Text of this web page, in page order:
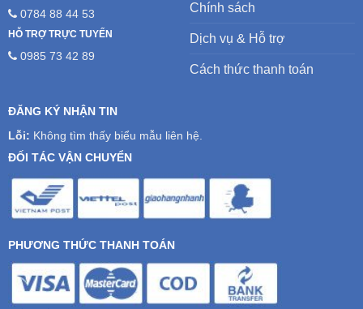
0784 88 44 53
HỖ TRỢ TRỰC TUYẾN
0985 73 42 89
Chính sách
Dịch vụ & Hỗ trợ
Cách thức thanh toán
ĐĂNG KÝ NHẬN TIN
Lỗi: Không tìm thấy biểu mẫu liên hệ.
ĐỐI TÁC VẬN CHUYỂN
PHƯƠNG THỨC THANH TOÁN